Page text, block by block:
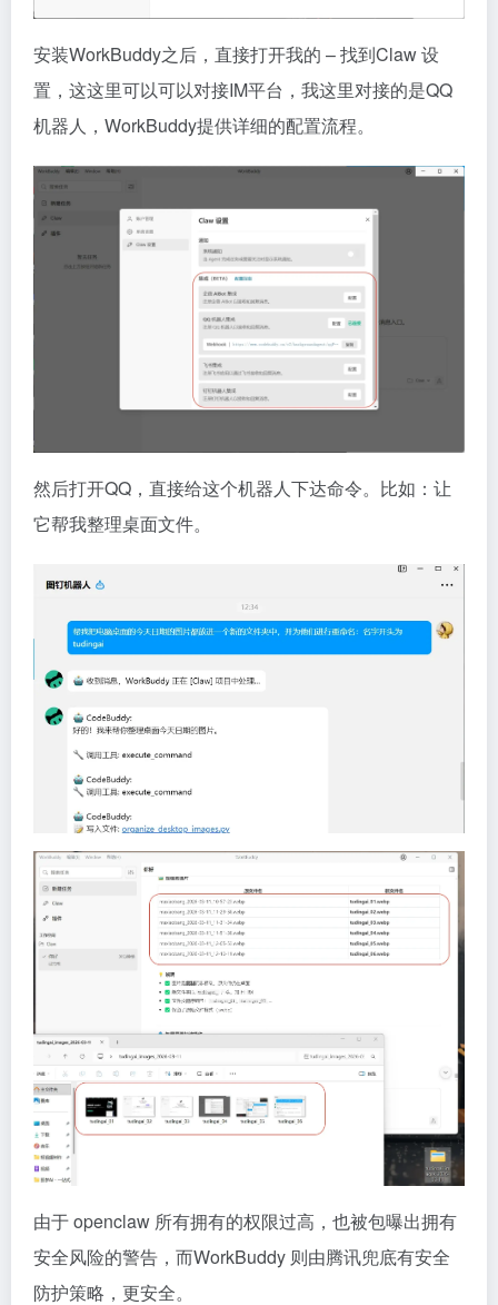
安装WorkBuddy之后，直接打开我的 – 找到Claw 设
置，这这里可以可以对接IM平台，我这里对接的是QQ
机器人，WorkBuddy提供详细的配置流程。
然后打开QQ，直接给这个机器人下达命令。比如：让
它帮我整理桌面文件。
由于 openclaw 所有拥有的权限过高，也被包曝出拥有
安全风险的警告，而WorkBuddy 则由腾讯兜底有安全
防护策略，更安全。